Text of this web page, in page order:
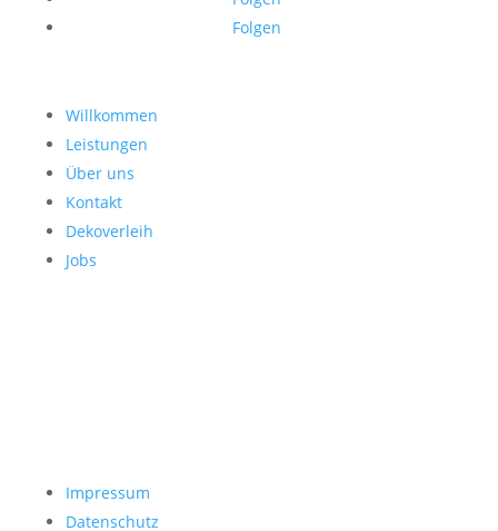
Folgen
Willkommen
Leistungen
Über uns
Kontakt
Dekoverleih
Jobs
Impressum
Datenschutz